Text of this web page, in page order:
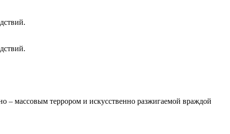
– массовым террором и искусственно разжигаемой враждой